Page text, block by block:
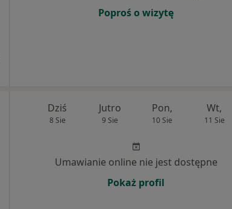
Poproś o wizytę
Dziś
8 Sie
Jutro
9 Sie
Pon,
10 Sie
Wt,
11 Sie
Umawianie online nie jest dostępne
Pokaż profil